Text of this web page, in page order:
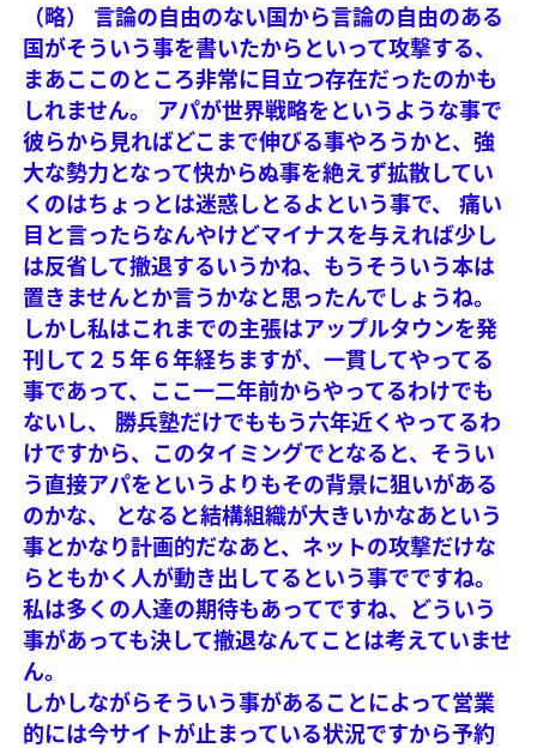
（略） 言論の自由のない国から言論の自由のある
国がそういう事を書いたからといって攻撃する、
まあここのところ非常に目立つ存在だったのかも
しれません。 アパが世界戦略をというような事で
彼らから見ればどこまで伸びる事やろうかと、強
大な勢力となって快からぬ事を絶えず拡散してい
くのはちょっとは迷惑しとるよという事で、 痛い
目と言ったらなんやけどマイナスを与えれば少し
は反省して撤退するいうかね、もうそういう本は
置きませんとか言うかなと思ったんでしょうね。
しかし私はこれまでの主張はアップルタウンを発
刊して２５年６年経ちますが、一貫してやってる
事であって、ここ一二年前からやってるわけでも
ないし、 勝兵塾だけでももう六年近くやってるわ
けですから、このタイミングでとなると、そうい
う直接アパをというよりもその背景に狙いがある
のかな、
となると結構組織が大きいかなあという
事とかなり計画的だなあと、ネットの攻撃だけな
らともかく人が動き出してるという事でですね。
私は多くの人達の期待もあってですね、どういう
事があっても決して撤退なんてことは考えていませ
ん。
しかしながらそういう事があることによって営業
的には今サイトが止まっている状況ですから予約